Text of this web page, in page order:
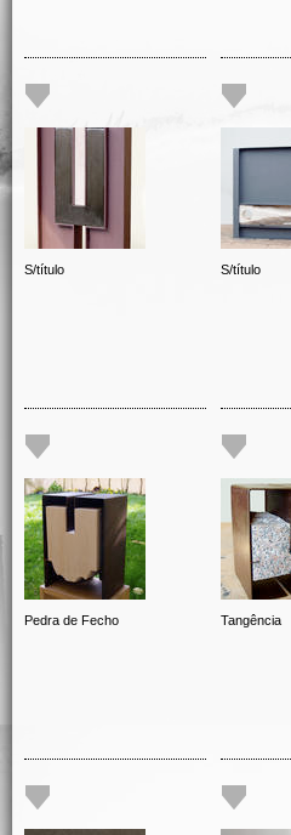
S/título S/título
Pedra de Fecho Tangência